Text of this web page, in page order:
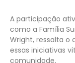
A participação
como a Família
Wright, ressalta o
essas iniciativas
comunidade.